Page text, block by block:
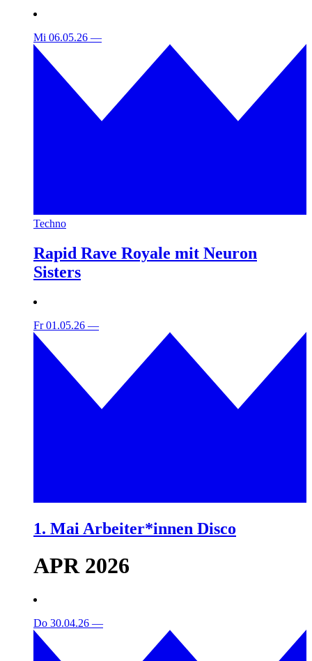
Mi 06.05.26 —
Techno
Rapid Rave Royale mit Neuron
Sisters
Fr 01.05.26 —
1. Mai Arbeiter*innen Disco
APR 2026
Do 30.04.26 —